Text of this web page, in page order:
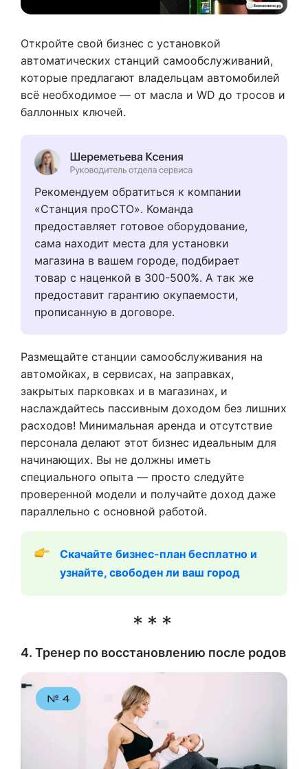
Откройте свой бизнес с установкой
автоматических станций самообслуживаний,
которые предлагают владельцам автомобилей
всё необходимое — от масла и WD до тросов и
баллонных ключей.
Рекомендуем обратиться к компании
«Станция проСТО». Команда
предоставляет готовое оборудование,
сама находит места для установки
магазина в вашем городе, подбирает
товар с наценкой в 300-500%. А так же
предоставит гарантию окупаемости,
прописанную в договоре.
Размещайте станции самообслуживания на
автомойках, в сервисах, на заправках,
закрытых парковках и в магазинах, и
наслаждайтесь пассивным доходом без лишних
расходов! Минимальная аренда и отсутствие
персонала делают этот бизнес идеальным для
начинающих. Вы не должны иметь
специального опыта — просто следуйте
проверенной модели и получайте доход даже
параллельно с основной работой.
Скачайте бизнес-план бесплатно и
узнайте, свободен ли ваш город
4. Тренер по восстановлению после родов